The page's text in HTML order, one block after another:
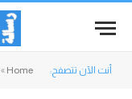
أنت الآن تتصفح: Home
»